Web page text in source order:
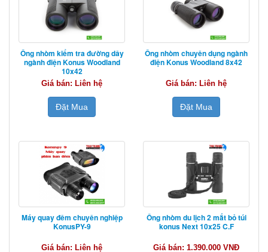
Ống nhòm kiểm tra đường dây
ngành điện Konus Woodland
10x42
Giá bán: Liên hệ
Đặt Mua
Ống nhòm chuyên dụng ngành
điện Konus Woodland 8x42
Giá bán: Liên hệ
Đặt Mua
Máy quay đêm chuyên nghiệp
KonusPY-9
Giá bán: Liên hệ
Ống nhòm du lịch 2 mắt bỏ túi
konus Next 10x25 C.F
Giá bán: 1.390.000 VNĐ